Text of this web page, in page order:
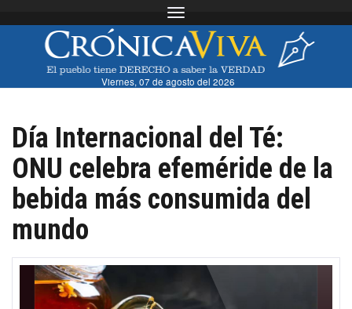
Toggle navigation
Viernes, 07 de agosto del 2026
Día Internacional del Té:
ONU celebra efeméride de la
bebida más consumida del
mundo